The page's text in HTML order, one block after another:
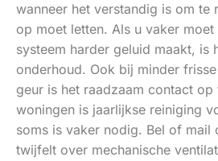
wanneer het verstandig is om te
op moet letten. Als u vaker
systeem harder geluid maakt, is
onderhoud. Ook bij minder
geur is het raadzaam contact op
woningen is jaarlijkse reiniging
soms is vaker nodig. Bel of mail
twijfelt over mechanische